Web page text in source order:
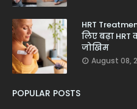
HRT
लिए बढ़ा
जोखिम
August 08,
POPULAR POSTS